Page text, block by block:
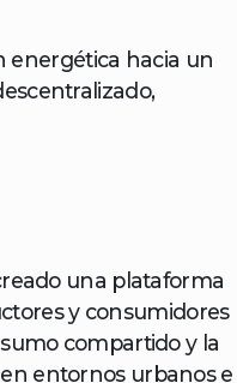
energética hacia un
una plataforma
y consumidores
compartido y la
entornos urbanos e